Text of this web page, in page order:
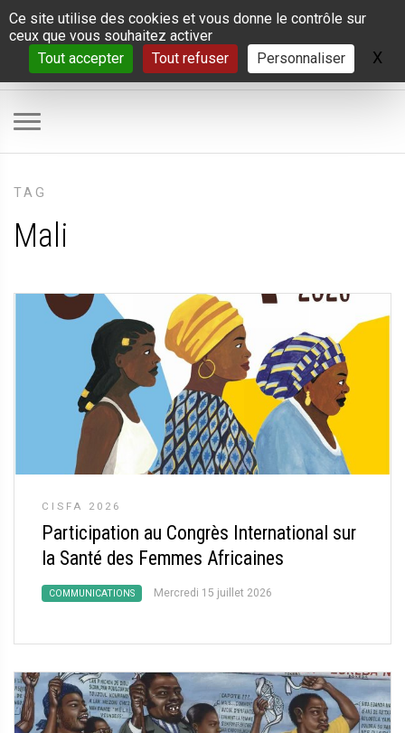
Panneau de gestion des cookies
Ce site utilise des cookies et vous donne le contrôle sur
ceux que vous souhaitez activer
Tout accepter
Tout refuser Personnaliser X
TAG
Mali
CISFA 2026
Participation au Congrès International sur
la Santé des Femmes Africaines
COMMUNICATIONS Mercredi 15 juillet 2026